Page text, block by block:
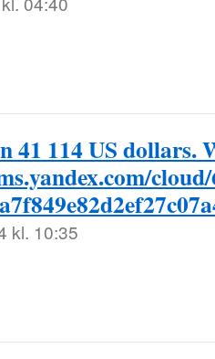
41 114 US dollars.
kl. 10:35